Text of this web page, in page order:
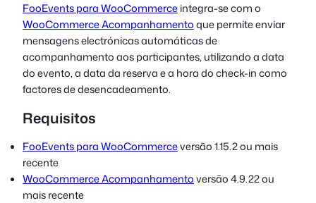
FooEvents para WooCommerceintegra-se com o
WooCommerce Acompanhamentoque permite enviar
mensagens electrónicas automáticas de
acompanhamento aos participantes, utilizando a data
do evento, a data da reserva e a hora do check-in como
factores de desencadeamento.
Requisitos
FooEvents para WooCommerceversão 1.15.2 ou mais
recente
WooCommerce Acompanhamentoversão 4.9.22 ou
mais recente